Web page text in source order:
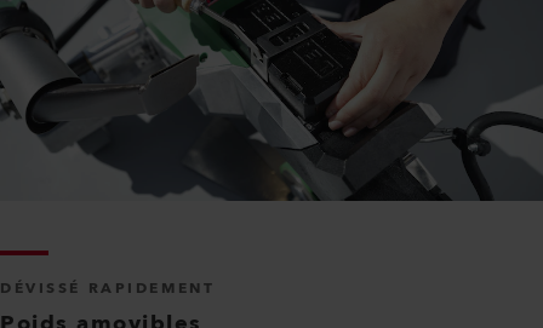
DÉVISSÉ RAPIDEMENT